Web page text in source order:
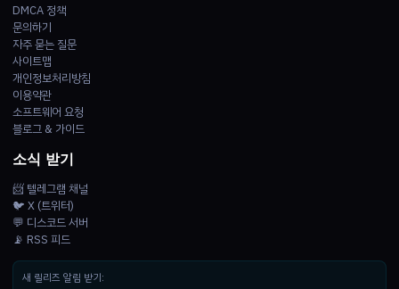
DMCA 정책
문의하기
자주 묻는 질문
사이트맵
개인정보처리방침
이용약관
소프트웨어 요청
블로그 & 가이드
소식 받기
📨 텔레그램 채널
🐦 X (트위터)
💬 디스코드 서버
📡 RSS 피드
새 릴리즈 알림 받기: